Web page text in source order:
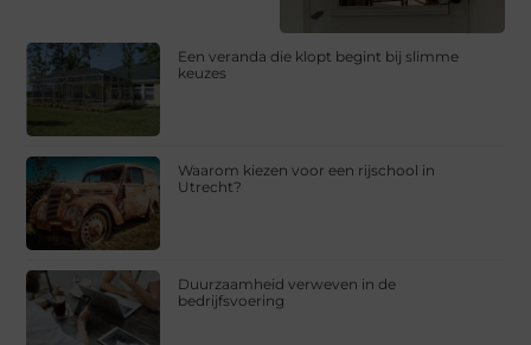
Een veranda die klopt begint bij slimme
keuzes
Waarom kiezen voor een rijschool in
Utrecht?
Duurzaamheid verweven in de
bedrijfsvoering